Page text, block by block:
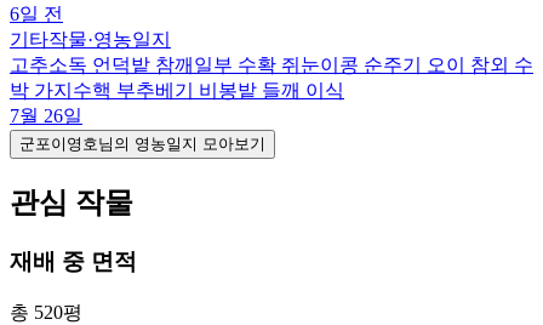
6일 전
기타작물·영농일지
고추소독 언덕밭 참깨일부 수확 쥐눈이콩 순주기 오이 참외 수
박 가지수핵 부추베기 비봉밭 들깨 이식
7월 26일
군포이영호님의 영농일지 모아보기
관심 작물
재배 중 면적
총 520평